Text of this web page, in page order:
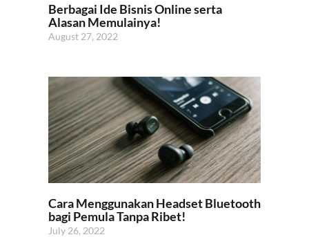
Berbagai Ide Bisnis Online serta
Alasan Memulainya!
August 27, 2022
Cara Menggunakan Headset Bluetooth
bagi Pemula Tanpa Ribet!
July 26, 2022